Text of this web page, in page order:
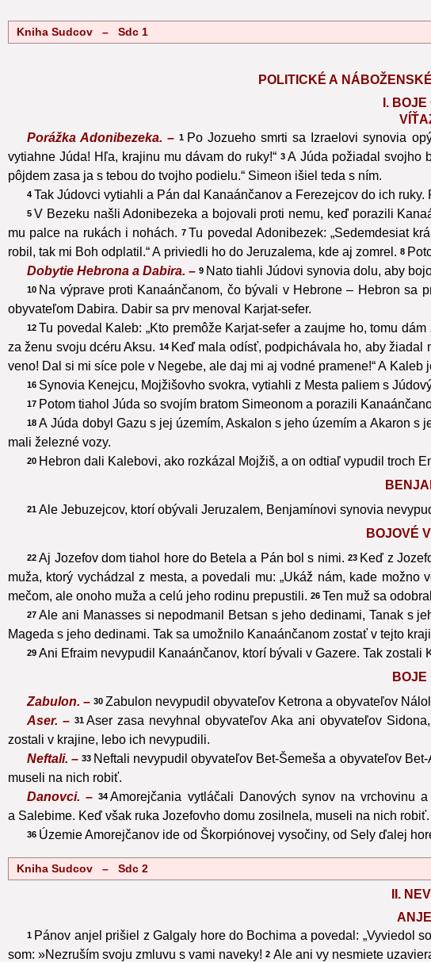
Kniha Sudcov – Sdc 1
POLITICKÉ A
I.
Porážka Adonibezeka. –1 Po Jozueho smrti sa Izraelovi synovia
vytiahne Júda! Hľa, krajinu mu dávam do ruky!“ 3 A Júda požiadal svojho
pôjdem zasa ja s tebou do tvojho podielu.“ Simeon išiel teda s ním.
4 Tak Júdovci vytiahli a Pán dal Kanaánčanov a Ferezejcov do ich
5 V Bezeku našli Adonibezeka a bojovali proti nemu, keď porazili
mu palce na rukách i nohách. 7 Tu povedal Adonibezek: „Sedemdesiat
robil, tak mi Boh odplatil.“ A priviedli ho do Jeruzalema, kde aj zomrel. 8
Dobytie Hebrona a Dabira. – 9 Nato tiahli Júdovi synovia dolu, aby
10 Na výprave proti Kanaánčanom, čo bývali v Hebrone – Hebron sa
obyvateľom Dabira. Dabir sa prv menoval Karjat-sefer.
12 Tu povedal Kaleb: „Kto premôže Karjat-sefer a zaujme ho, tomu dám
za ženu svoju dcéru Aksu. 14 Keď mala odísť, podpichávala ho, aby žiadal
veno! Dal si mi síce pole v Negebe, ale daj mi aj vodné pramene!“ A
16 Synovia Kenejcu, Mojžišovho svokra, vytiahli z Mesta paliem s
17 Potom tiahol Júda so svojím bratom Simeonom a porazili
18 A Júda dobyl Gazu s jej územím, Askalon s jeho územím a Akaron s
mali železné vozy.
20 Hebron dali Kalebovi, ako rozkázal Mojžiš, a on odtiaľ vypudil troch
21 Ale Jebuzejcov, ktorí obývali Jeruzalem, Benjamínovi synovia
BOJOVÉ
22 Aj Jozefov dom tiahol hore do Betela a Pán bol s nimi. 23 Keď z
muža, ktorý vychádzal z mesta, a povedali mu: „Ukáž nám, kade možno
mečom, ale onoho muža a celú jeho rodinu prepustili. 26 Ten muž sa
27 Ale ani Manasses si nepodmanil Betsan s jeho dedinami, Tanak s
Mageda s jeho dedinami. Tak sa umožnilo Kanaánčanom zostať v tejto
29 Ani Efraim nevypudil Kanaánčanov, ktorí bývali v Gazere. Tak zostali
BOJE
Zabulon. – 30 Zabulon nevypudil obyvateľov Ketrona a obyvateľov
Aser. – 31 Aser zasa nevyhnal obyvateľov Aka ani obyvateľov
zostali v krajine, lebo ich nevypudili.
Neftali. –33 Neftali nevypudil obyvateľov Bet-Šemeša a obyvateľov
museli na nich robiť.
Danovci. –34 Amorejčania vytláčali Danových synov na vrchovinu
a Salebime. Keď však ruka Jozefovho domu zosilnela, museli na nich robiť.
36 Územie Amorejčanov ide od Škorpiónovej vysočiny, od Sely ďalej
Kniha Sudcov – Sdc 2
II.
1 Pánov anjel prišiel z Galgaly hore do Bochima a povedal: „Vyviedol
som: »Nezruším svoju zmluvu s vami naveky! 2 Ale ani vy nesmiete